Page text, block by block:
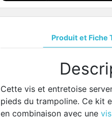
Produit et Fiche
Cette vis et entretoise
pieds du trampoline. Ce kit
en combinaison avec une